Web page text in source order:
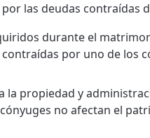
las deudas contraídas
durante el
por uno de
la propiedad y
no afectan el